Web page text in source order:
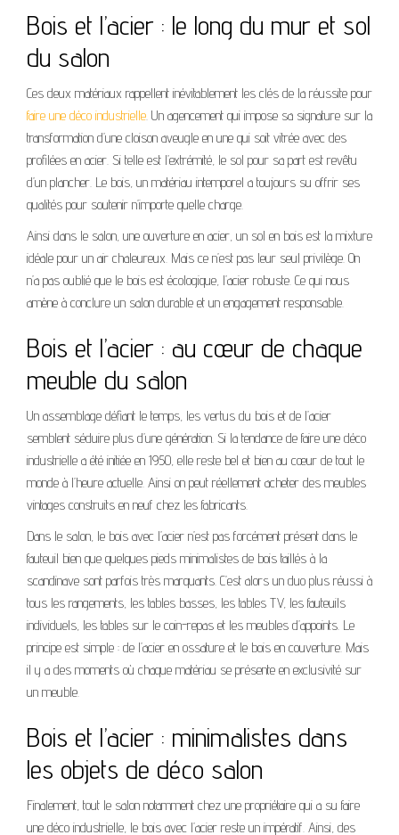
Bois et l’acier : le long du mur et sol
du salon
Ces deux matériaux rappellent inévitablement les clés de la réussite pour
faire une déco industrielle. Un agencement qui impose sa signature sur la
transformation d’une cloison aveugle en une qui soit vitrée avec des
profilées en acier. Si telle est l’extrémité, le sol pour sa part est revêtu
d’un plancher. Le bois, un matériau intemporel a toujours su offrir ses
qualités pour soutenir n’importe quelle charge.
Ainsi dans le salon, une ouverture en acier, un sol en bois est la mixture
idéale pour un air chaleureux. Mais ce n’est pas leur seul privilège. On
n’a pas oublié que le bois est écologique, l’acier robuste. Ce qui nous
amène à conclure un salon durable et un engagement responsable.
Bois et l’acier : au cœur de chaque
meuble du salon
Un assemblage défiant le temps, les vertus du bois et de l’acier
semblent séduire plus d’une génération. Si la tendance de faire une déco
industrielle a été initiée en 1950, elle reste bel et bien au cœur de tout le
monde à l’heure actuelle. Ainsi on peut réellement acheter des meubles
vintages construits en neuf chez les fabricants.
Dans le salon, le bois avec l’acier n’est pas forcément présent dans le
fauteuil bien que quelques pieds minimalistes de bois taillés à la
scandinave sont parfois très marquants. C’est alors un duo plus réussi à
tous les rangements, les tables basses, les tables TV, les fauteuils
individuels, les tables sur le coin-repas et les meubles d’appoints. Le
principe est simple : de l’acier en ossature et le bois en couverture. Mais
il y a des moments où chaque matériau se présente en exclusivité sur
un meuble.
Bois et l’acier : minimalistes dans
les objets de déco salon
Finalement, tout le salon notamment chez une propriétaire qui a su faire
une déco industrielle, le bois avec l’acier reste un impératif. Ainsi, des